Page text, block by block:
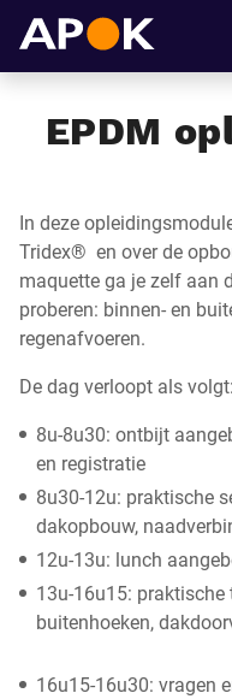
EPDM
In deze
Tridex® en over de
maquette ga je zelf aan
proberen: binnen- en
regenafvoeren.
De dag verloopt als volgt:
8u-8u30: ontbijt
en registratie
8u30-12u: praktische
dakopbouw,
12u-13u: lunch
13u-16u15:
buitenhoeken,
16u15-16u30: vragen